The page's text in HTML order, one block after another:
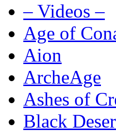
– Videos –
Age of
Aion
ArcheAge
Ashes of
Black